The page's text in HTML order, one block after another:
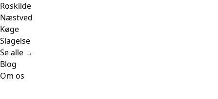
Roskilde
Næstved
Køge
Slagelse
Se alle →
Blog
Om os